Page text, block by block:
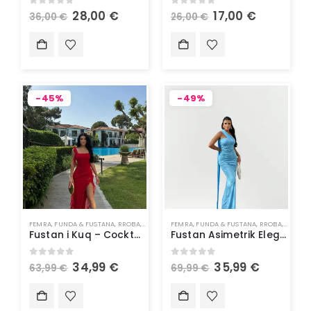
out of 5
36,00€ 28,00 € out of 5
26,00€ 17,00 €
-45%
FEMRA, FUNDA & FUSTANA, RROBA,VESHJE
Fustan i Kuq – Cocktail Dress
0 out of 5
63,99€ 34,99 €
-49%
FEMRA, FUNDA & FUSTANA, RROBA,VESHJE
Fustan Asimetrik Elegant i Kaltër – Për një Pamje Unike dhe Sofistikuar
0 out of 5
69,99€ 35,99 €